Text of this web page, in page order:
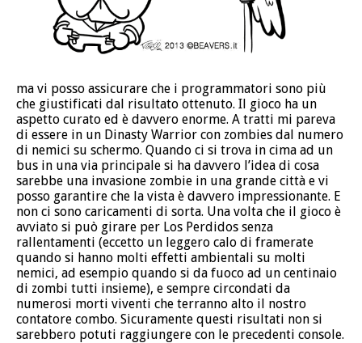
ma vi posso assicurare che i programmatori sono più
che giustificati dal risultato ottenuto. Il gioco ha un
aspetto curato ed è davvero enorme. A tratti mi pareva
di essere in un Dinasty Warrior con zombies dal numero
di nemici su schermo. Quando ci si trova in cima ad un
bus in una via principale si ha davvero l’idea di cosa
sarebbe una invasione zombie in una grande città e vi
posso garantire che la vista è davvero impressionante. E
non ci sono caricamenti di sorta. Una volta che il gioco è
avviato si può girare per Los Perdidos senza
rallentamenti (eccetto un leggero calo di framerate
quando si hanno molti effetti ambientali su molti
nemici, ad esempio quando si da fuoco ad un centinaio
di zombi tutti insieme), e sempre circondati da
numerosi morti viventi che terranno alto il nostro
contatore combo. Sicuramente questi risultati non si
sarebbero potuti raggiungere con le precedenti console.